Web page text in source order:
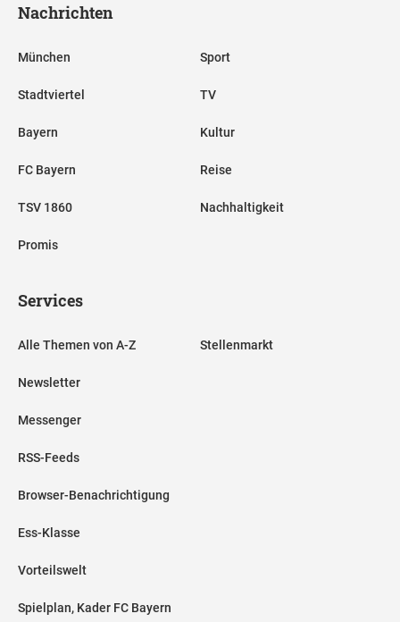
Nachrichten
München
Stadtviertel
Bayern
FC Bayern
TSV 1860
Promis
Sport
TV
Kultur
Reise
Nachhaltigkeit
Services
Alle Themen von A-Z
Newsletter
Messenger
RSS-Feeds
Browser-Benachrichtigung
Ess-Klasse
Vorteilswelt
Spielplan, Kader FC Bayern
Stellenmarkt